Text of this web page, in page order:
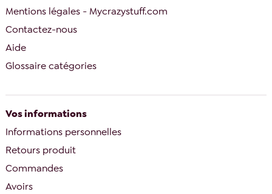
Mentions légales - Mycrazystuff.com
Contactez-nous
Aide
Glossaire catégories
Vos informations
Informations personnelles
Retours produit
Commandes
Avoirs